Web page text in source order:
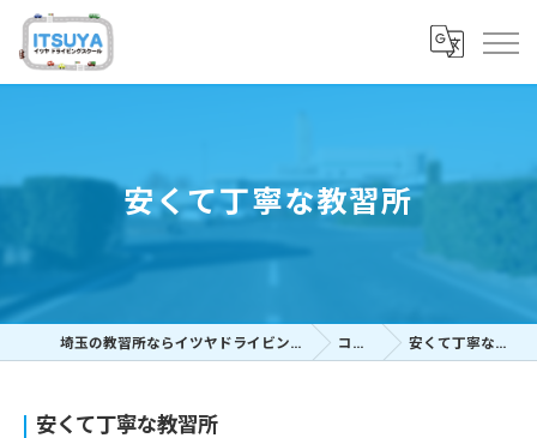
安くて丁寧な教習所
埼玉の教習所ならイツヤドライビングスクール コラム 安くて丁寧な教習所
安くて丁寧な教習所